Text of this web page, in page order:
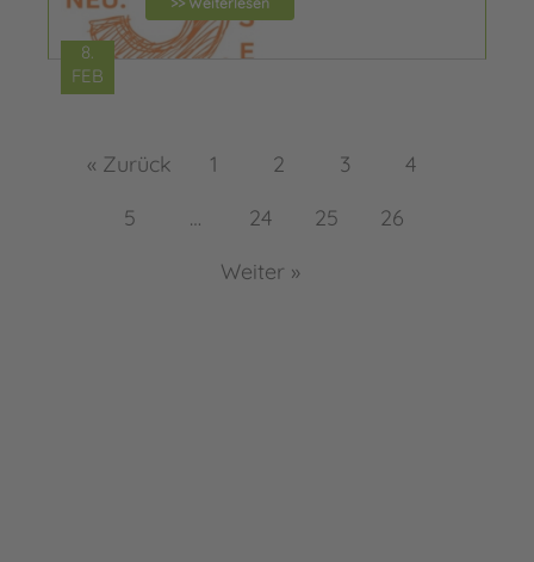
8.
FEB
« Zurück 1 2 3
4
5
… 24 25
26
Weiter »